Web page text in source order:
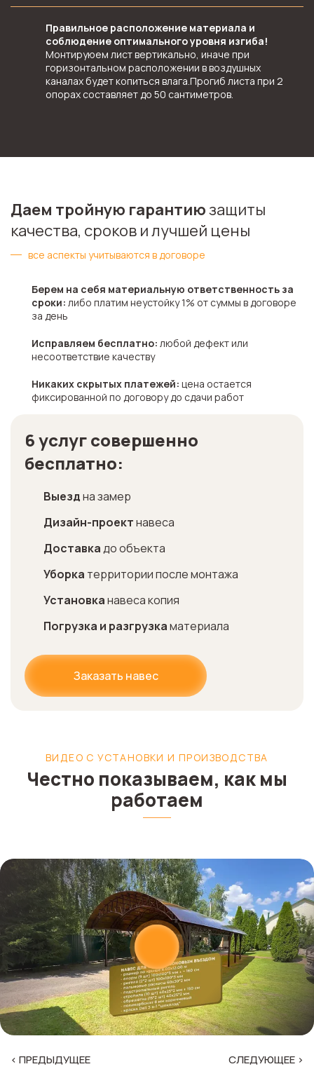
Правильное расположение материала и
соблюдение оптимального уровня изгиба!
Монтируюем лист вертикально, иначе при
горизонтальном расположении в воздушных
каналах будет копиться влага.Прогиб листа при 2
опорах составляет до 50 сантиметров.
Даем тройную гарантиюзащиты
качества, сроков и лучшей цены
все аспекты учитываются в договоре
Берем на себя материальную ответственность за
сроки: либо платим неустойку 1% от суммы в договоре
за день
Исправляем бесплатно: любой дефект или
несоответствие качеству
Никаких скрытых платежей: цена остается
фиксированной по договору до сдачи работ
6 услуг совершенно
бесплатно:
Выездна замер
Дизайн-проектнавеса
Доставкадо объекта
Уборка территории после монтажа
Установканавеса копия
Погрузка и разгрузкаматериала
Заказать навес
ВИДЕО С УСТАНОВКИ И ПРОИЗВОДСТВА
Честно показываем, как мы
работаем
‹ ПРЕДЫДУЩЕЕ СЛЕДУЮЩЕЕ ›